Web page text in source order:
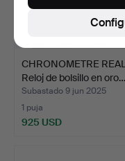
CHRONOMETRE
Reloj de bolsillo en oro…
Subastado 9 jun 2025
1 puja
925 USD